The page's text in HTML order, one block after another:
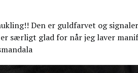
Den er guldfarvet og
særligt glad for når jeg laver